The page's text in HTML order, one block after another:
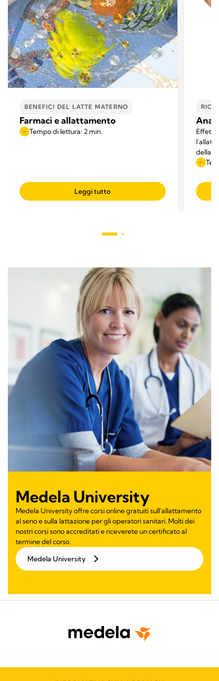
BENEFICI DEL LATTE MATERNO
Farmaci e allattamento
Tempo di lettura: 2 min.
Leggi tutto
della
Medela University
Medela University offre corsi online gratuiti sull'allattamento
al seno e sulla lattazione per gli operatori sanitari. Molti dei
nostri corsi sono accreditati e riceverete un certificato al
termine del corso.
Medela University